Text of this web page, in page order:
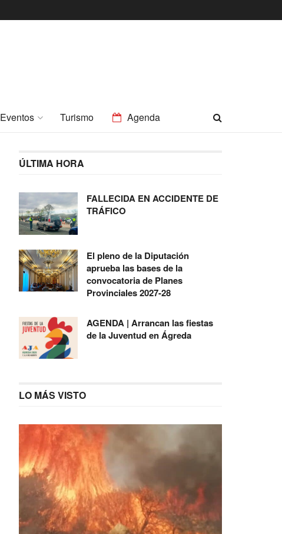
Eventos Turismo Agenda
ÚLTIMA HORA
FALLECIDA EN ACCIDENTE DE
TRÁFICO
El pleno de la Diputación
aprueba las bases de la
convocatoria de Planes
Provinciales 2027-28
AGENDA | Arrancan las fiestas
de la Juventud en Ágreda
LO MÁS VISTO